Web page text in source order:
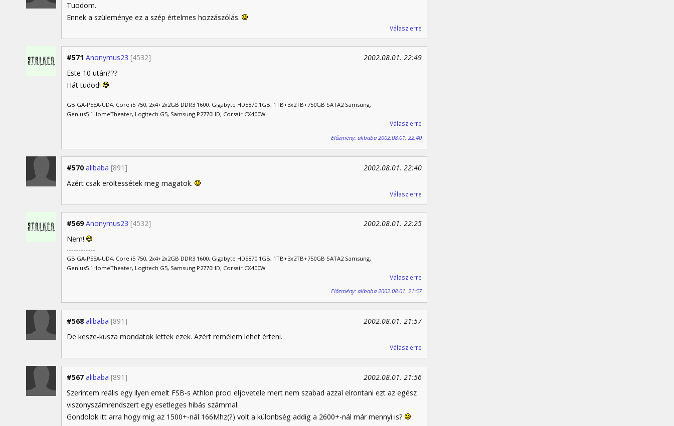
Tuodom.
Ennek a szüleménye ez a szép értelmes hozzászólás.
Válasz erre
#571 Anonymus23 [4532]
2002.08.01. 22:49
Este 10 után???
Hát tudod!
GB GA-P55A-UD4, Core i5 750, 2x4+2x2GB DDR3 1600, Gigabyte HD5870 1GB, 1TB+3x2TB+750GB SATA2 Samsung,
Genius5.1HomeTheater, Logitech G5, Samsung P2770HD, Corsair CX400W
Válasz erre
Előzmény: alibaba 2002.08.01. 22:40
#570 alibaba [891]
2002.08.01. 22:40
Azért csak eröltessétek meg magatok.
Válasz erre
#569 Anonymus23 [4532]
2002.08.01. 22:25
Nem!
GB GA-P55A-UD4, Core i5 750, 2x4+2x2GB DDR3 1600, Gigabyte HD5870 1GB, 1TB+3x2TB+750GB SATA2 Samsung,
Genius5.1HomeTheater, Logitech G5, Samsung P2770HD, Corsair CX400W
Válasz erre
Előzmény: alibaba 2002.08.01. 21:57
#568 alibaba [891]
2002.08.01. 21:57
De kesze-kusza mondatok lettek ezek. Azért remélem lehet érteni.
Válasz erre
#567 alibaba [891]
2002.08.01. 21:56
Szerintem reális egy ilyen emelt FSB-s Athlon proci eljövetele mert nem szabad azzal elrontani ezt az egész
viszonyszámrendszert egy esetleges hibás számmal.
Gondolok itt arra hogy mig az 1500+-nál 166Mhz(?) volt a különbség addig a 2600+-nál már mennyi is?